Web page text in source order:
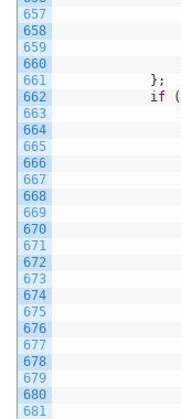
657
658
659
660
661
662
663
664
665
666
667
668
669
670
671
672
673
674
675
676
677
678
679
680
681
} ;
if
(